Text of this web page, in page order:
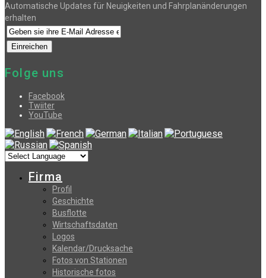
Automatische Updates für Neuigkeiten und Fahrplanänderungen
erhalten
Folge uns
Facebook
Twiiter
YouTube
Firma
Profil
Geschichte
Busflotte
Wirtschaftsdaten
Logos
Kalendar/Drucksache
Fotos von Stationen
Historische fotos